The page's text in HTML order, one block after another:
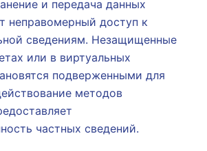
и передача данных
неправомерный доступ к
сведениям. Незащищенные
или в виртуальных
подверженными для
методов
частных сведений.